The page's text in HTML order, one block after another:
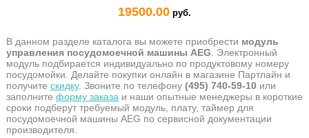
19500.00руб.
В данном разделе каталога вы можете приобрести модуль
управления посудомоечной машины AEG . Электронный
модуль подбирается индивидуально по продуктовому номеру
посудомойки. Делайте покупки онлайн в магазине Партлайн и
получите скидку. Звоните по телефону (495) 740-59-10или
заполните форму заказа и наши опытные менеджеры в короткие
сроки подберут требуемый модуль, плату, таймер для
посудомоечной машины AEG по сервисной документации
производителя.